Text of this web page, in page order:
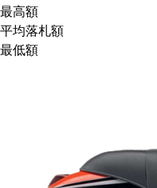
最高額
平均落札額
最低額